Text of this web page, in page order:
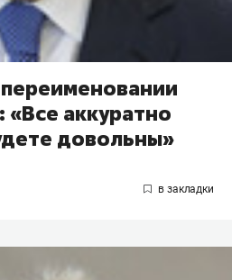
«Все аккуратно
довольны»